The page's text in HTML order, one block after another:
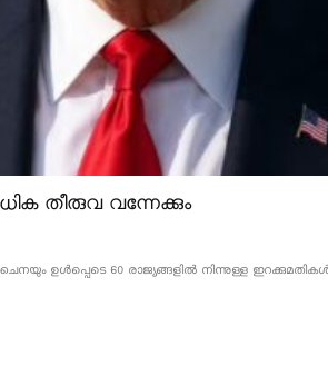
തീരുവ വന്നേക്കും
ഉൾപ്പെടെ 60 രാജ്യങ്ങളിൽ നിന്നുള്ള